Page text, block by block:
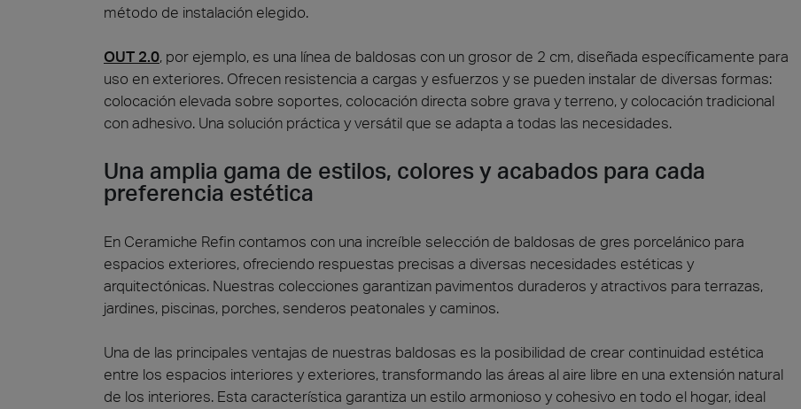
método de instalación elegido.
OUT 2.0, por ejemplo, es una línea de baldosas con un grosor de 2 cm, diseñada específicamente para
uso en exteriores. Ofrecen resistencia a cargas y esfuerzos y se pueden instalar de diversas formas:
colocación elevada sobre soportes, colocación directa sobre grava y terreno, y colocación tradicional
con adhesivo. Una solución práctica y versátil que se adapta a todas las necesidades.
Una amplia gama de estilos, colores y acabados para cada
preferencia estética
En Ceramiche Refin contamos con una increíble selección de baldosas de gres porcelánico para
espacios exteriores, ofreciendo respuestas precisas a diversas necesidades estéticas y
arquitectónicas. Nuestras colecciones garantizan pavimentos duraderos y atractivos para terrazas,
jardines, piscinas, porches, senderos peatonales y caminos.
Una de las principales ventajas de nuestras baldosas es la posibilidad de crear continuidad estética
entre los espacios interiores y exteriores, transformando las áreas al aire libre en una extensión natural
de los interiores. Esta característica garantiza un estilo armonioso y cohesivo en todo el hogar, ideal